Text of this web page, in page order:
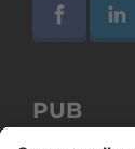
PUB